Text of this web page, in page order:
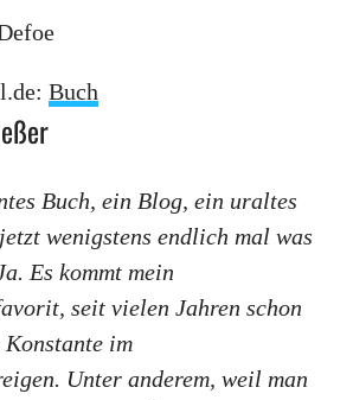
Buch
Buch, ein Blog, ein uraltes
wenigstens endlich mal was
Es kommt mein
seit vielen Jahren schon
im
Unter anderem, weil man